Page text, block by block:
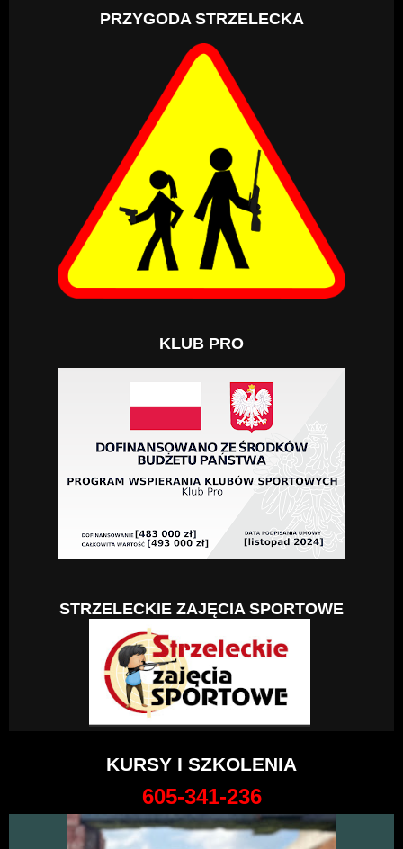
PRZYGODA STRZELECKA
KLUB PRO
STRZELECKIE ZAJĘCIA SPORTOWE
KURSY I SZKOLENIA
605-341-236